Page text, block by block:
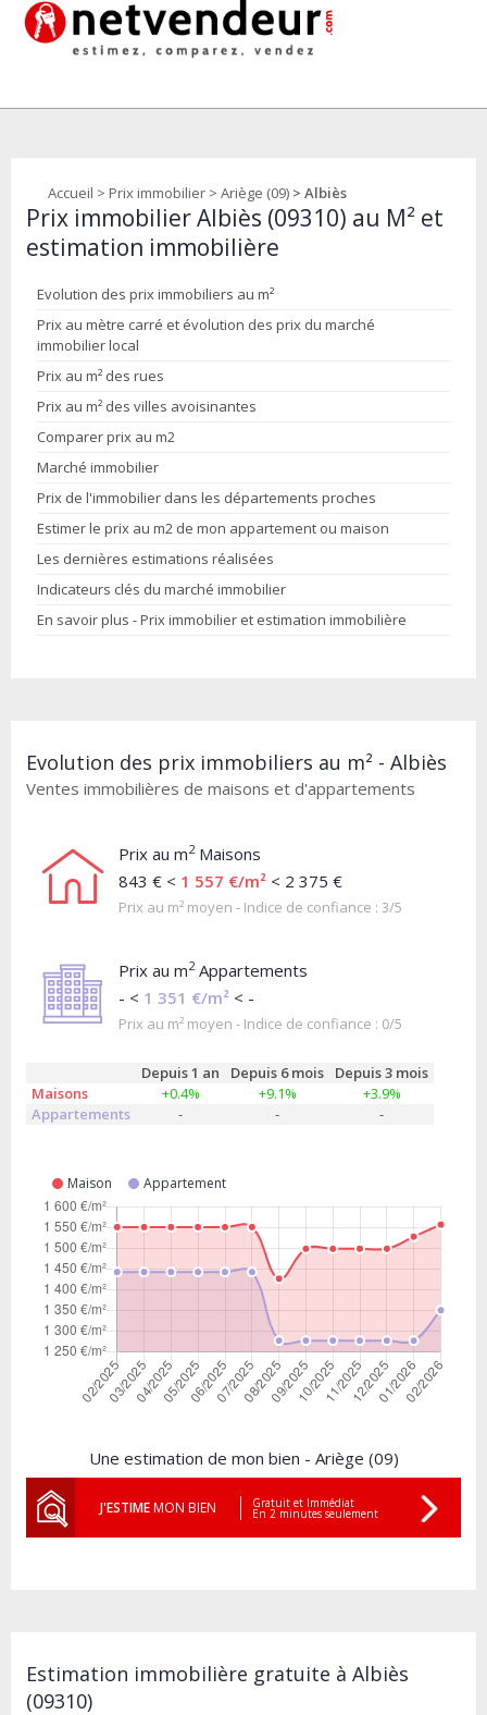
Accueil > Prix immobilier > Ariège (09) > Albiès
Prix immobilier Albiès (09310) au M² et
estimation immobilière
Evolution des prix immobiliers au m²
Prix au mètre carré et évolution des prix du marché
immobilier local
Prix au m² des rues
Prix au m² des villes avoisinantes
Comparer prix au m2
Marché immobilier
Prix de l'immobilier dans les départements proches
Estimer le prix au m2 de mon appartement ou maison
Les dernières estimations réalisées
Indicateurs clés du marché immobilier
En savoir plus - Prix immobilier et estimation immobilière
Evolution des prix immobiliers au m² - Albiès
Ventes immobilières de maisons et d'appartements
Prix au m2Maisons
843 € < 1 557 €/m² < 2 375 €
Prix au m² moyen - Indice de confiance : 3/5
Prix au m2Appartements
- < 1 351 €/m² < -
Prix au m² moyen - Indice de confiance : 0/5
Depuis 1 an Depuis 6 mois
Depuis 3 mois
Maisons
+0.4% +9.1%
+3.9%
Appartements
- - -
Maison Appartement
Une estimation de mon bien - Ariège (09)
J'ESTIMEMON BIEN Gratuit et Immédiat
En 2 minutes seulement
Estimation immobilière gratuite à Albiès
(09310)